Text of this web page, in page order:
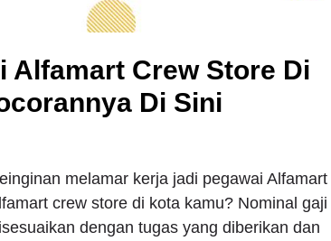
Alfamart Crew Store Di
Di Sini
melamar kerja jadi pegawai Alfamart
crew store di kota kamu? Nominal gaji
dengan tugas yang diberikan dan